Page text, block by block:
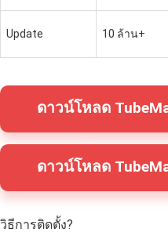
Update 10 ล้าน+
ดาวน์โหลด
ดาวน์โหลด
วิธีการติดตั้ง?